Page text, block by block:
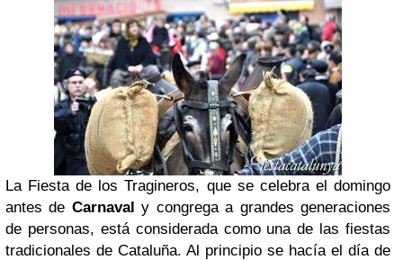
La Fiesta de los Tragineros, que se celebra el domingo
antes de Carnaval y congrega a grandes generaciones
de personas, está considerada como una de las fiestas
tradicionales de Cataluña. Al principio se hacía el día de